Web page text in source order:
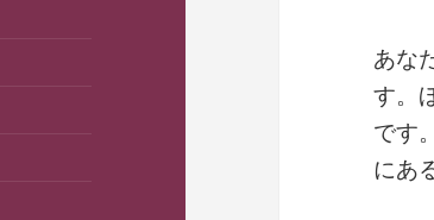
あな
す。
です
にあ